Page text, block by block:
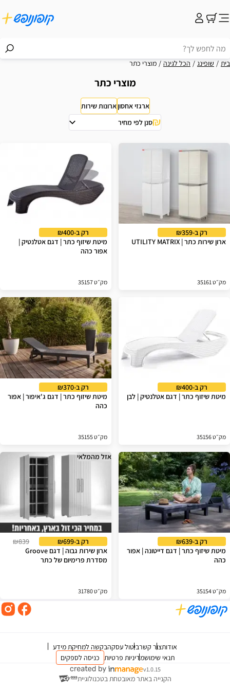
בית שופינג הכל לגינה מוצרי כתר
מוצרי כתר
ארגזי אחסוןארונות שירות
סנן לפי מחיר
תוצאות
רק ב-₪359
ארון שירות כתר | UTILITY MATRIX
מק״ט 35161
רק ב-₪400
מיטת שיזוף כתר | דגם אטלנטיק |
אפור כהה
מק״ט 35157
רק ב-₪400
מיטת שיזוף כתר | דגם אטלנטיק | לבן
מק״ט 35156
רק ב-₪370
מיטת שיזוף כתר | דגם ג'איפור | אפור
כהה
מק״ט 35155
רק ב-₪639
מיטת שיזוף כתר | דגם דייטונה | אפור
כהה
מק״ט 35154
אזל מהמלאי
רק ב-₪699
₪839
ארון שירות גבוה | דגם Groove
מסדרת פרימיום של כתר
מק״ט 31780
אודותצור קשרביטול עסקהבקשה למחיקת מידע
תנאי שימושמדיניות פרטיות כניסה לספקים
v1.0.15
הקנייה באתר מאובטחת בטכנולוגיית